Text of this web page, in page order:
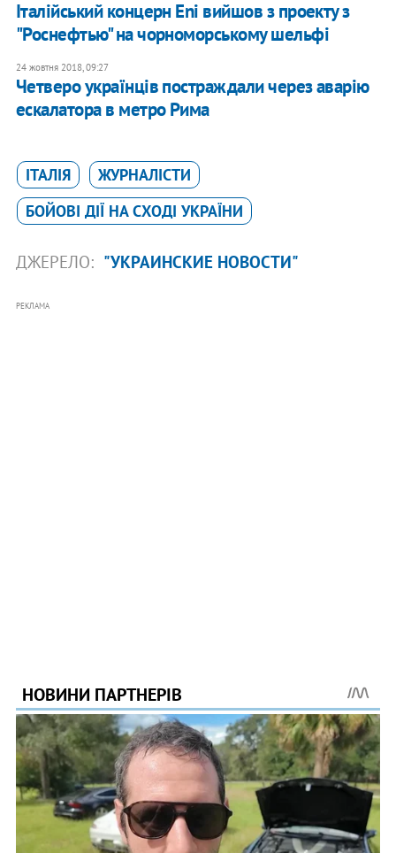
Італійський концерн Eni вийшов з проекту з
"Роснефтью" на чорноморському шельфі
24 жовтня 2018, 09:27
Четверо українців постраждали через аварію
ескалатора в метро Рима
ІТАЛІЯ
ЖУРНАЛІСТИ
БОЙОВІ ДІЇ НА СХОДІ УКРАЇНИ
ДЖЕРЕЛО: "УКРАИНСКИЕ НОВОСТИ"
РЕКЛАМА